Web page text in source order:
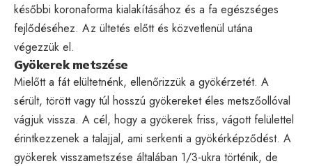
későbbi koronaforma kialakításához és a fa egészséges
fejlődéséhez. Az ültetés előtt és közvetlenül utána
végezzük el.
Gyökerek metszése
Mielőtt a fát elültetnénk, ellenőrizzük a gyökérzetét. A
sérült, törött vagy túl hosszú gyökereket éles metszőollóval
vágjuk vissza. A cél, hogy a gyökerek friss, vágott felülettel
érintkezzenek a talajjal, ami serkenti a gyökérképződést. A
gyökerek visszametszése általában 1/3-ukra történik, de